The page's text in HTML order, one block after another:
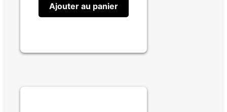
Ajouter au panier